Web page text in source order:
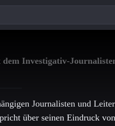
Investigativ-
Journalisten und
über seinen Eindruck